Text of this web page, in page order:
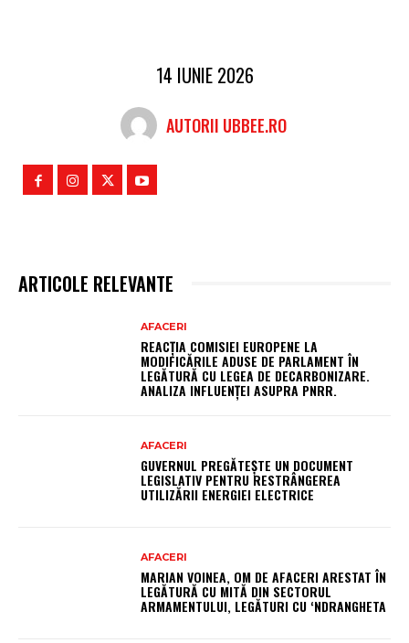
14 IUNIE 2026
AUTORII UBBEE.RO
ARTICOLE RELEVANTE
AFACERI
REACȚIA COMISIEI EUROPENE LA
MODIFICĂRILE ADUSE DE PARLAMENT ÎN
LEGĂTURĂ CU LEGEA DE DECARBONIZARE.
ANALIZA INFLUENȚEI ASUPRA PNRR.
AFACERI
GUVERNUL PREGĂTEȘTE UN DOCUMENT
LEGISLATIV PENTRU RESTRÂNGEREA
UTILIZĂRII ENERGIEI ELECTRICE
AFACERI
MARIAN VOINEA, OM DE AFACERI ARESTAT ÎN
LEGĂTURĂ CU MITĂ DIN SECTORUL
ARMAMENTULUI, LEGĂTURI CU ‘NDRANGHETA